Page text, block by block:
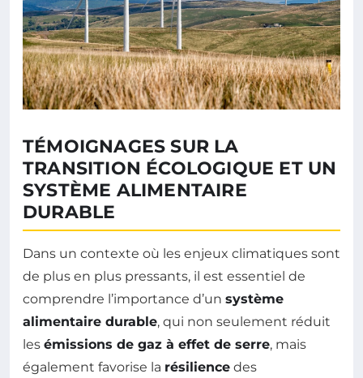
TÉMOIGNAGES SUR LA
TRANSITION ÉCOLOGIQUE ET UN
SYSTÈME ALIMENTAIRE
DURABLE
Dans un contexte où les enjeux climatiques sont
de plus en plus pressants, il est essentiel de
comprendre l’importance d’un système
alimentaire durable, qui non seulement réduit
les émissions de gaz à effet de serre, mais
également favorise la résilience des